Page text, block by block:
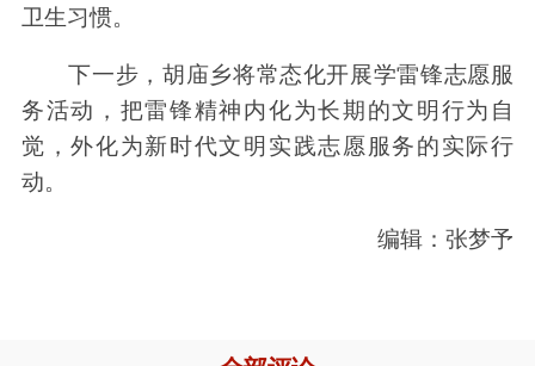
卫生习惯。
下一步，胡庙乡将常态化开展学雷锋志愿服
务活动，把雷锋精神内化为长期的文明行为自
觉，外化为新时代文明实践志愿服务的实际行
动。
编辑：张梦予